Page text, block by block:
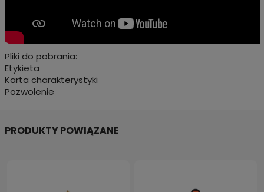
Pliki do pobrania:
Etykieta
Karta charakterystyki
Pozwolenie
PRODUKTY POWIĄZANE